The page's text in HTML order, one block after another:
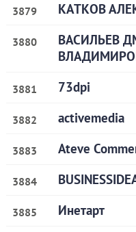
3879 КАТКОВ
3880
ВАСИЛЬЕВ
3881 73dpi
3882 activemedia
3883 Ateve
3884
3885 Инетарт